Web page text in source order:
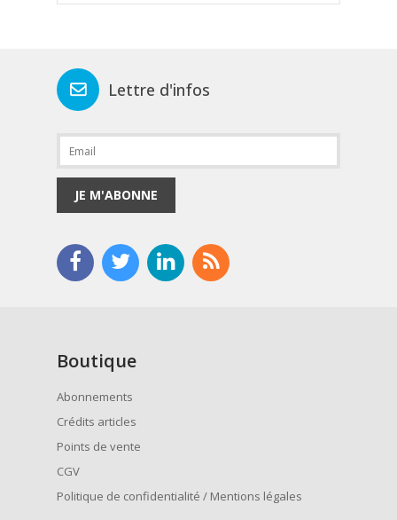
Lettre d'infos
JE M'ABONNE
Boutique
Abonnements
Crédits articles
Points de vente
CGV
Politique de confidentialité / Mentions légales